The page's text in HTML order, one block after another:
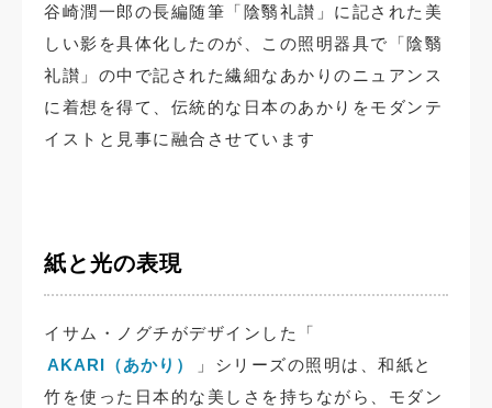
谷崎潤一郎の長編随筆「陰翳礼讃」に記された美
しい影を具体化したのが、この照明器具で「陰翳
礼讃」の中で記された繊細なあかりのニュアンス
に着想を得て、伝統的な日本のあかりをモダンテ
イストと見事に融合させています
紙と光の表現
イサム・ノグチがデザインした「
AKARI（あかり）
」シリーズの照明は、和紙と
竹を使った日本的な美しさを持ちながら、モダン